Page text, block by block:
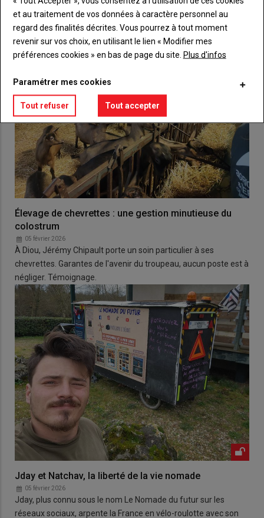
Élevage de chevrettes : une gestion minutieuse du
colostrum
05 février 2026
À Diou, Jérémy Chipault porte un soin particulier à ses
chevrettes. Garantes de l'avenir du troupeau, aucun poste est à
négliger. Témoignage.
Jday et Natchav, la liberté de la vie nomade
05 février 2026
Jday, plus connu sous le nom Le Nomade du futur sur les
réseaux sociaux, arpente la France en vélo-roulotte avec son
et au traitement de vos données à caractère personnel au
regard des finalités décrites. Vous pourrez à tout moment
revenir sur vos choix, en utilisant le lien « Modifier mes
préférences cookies » en bas de page du site. Plus d'infos
Paramétrer mes cookies
Tout refuser Tout accepter